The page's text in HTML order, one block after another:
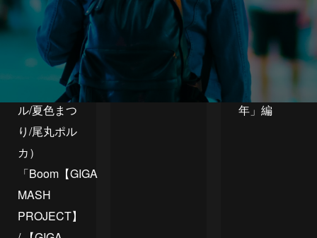
Team
ahamo（天
宮こころ/橘
ひなの/アル
ス・アルマ
ル/夏色まつ
り/尾丸ポル
カ）
「Boom【GIGA
MASH
PROJECT】
ー：LayerX
「バクラ
プロジェク
ト ワールド
チャンピオ
ン「あの感
動から1
年」編